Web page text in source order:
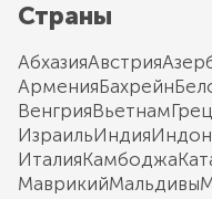
Страны
АбхазияАвстрия
АрменияБахрейн
ВенгрияВьетнам
ИзраильИндия
ИталияКамбоджа
МаврикийМальдивы